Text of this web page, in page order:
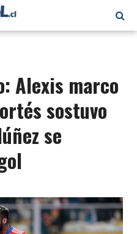
Alexis marco
sostuvo
se